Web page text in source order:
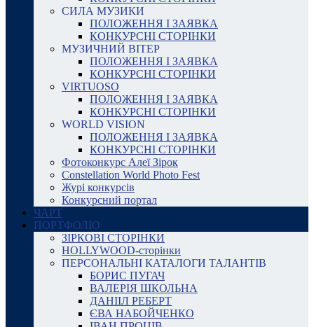
СИЛА МУЗИКИ
ПОЛОЖЕННЯ І ЗАЯВКА
КОНКУРСНІ СТОРІНКИ
МУЗИЧНИЙ ВІТЕР
ПОЛОЖЕННЯ І ЗАЯВКА
КОНКУРСНІ СТОРІНКИ
VIRTUOSO
ПОЛОЖЕННЯ І ЗАЯВКА
КОНКУРСНІ СТОРІНКИ
WORLD VISION
ПОЛОЖЕННЯ І ЗАЯВКА
КОНКУРСНІ СТОРІНКИ
Фотоконкурс Алеї Зірок
Constellation World Photo Fest
Журі конкурсів
Конкурсний портал
ЧАРТ
ПОРТФОЛІО
ЗІРКОВІ СТОРІНКИ
HOLLYWOOD-сторінки
ПЕРСОНАЛЬНІ КАТАЛОГИ ТАЛАНТІВ
БОРИС ПУГАЧ
ВАЛЕРІЯ ШКОЛЬНА
ДАНІІЛ РЕБЕРТ
ЄВА НАБОЙЧЕНКО